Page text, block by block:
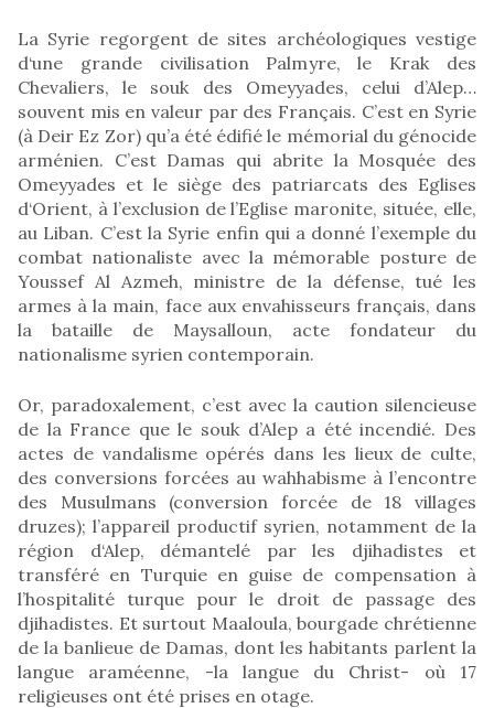
La Syrie regorgent de sites archéologiques vestige
d‘une grande civilisation Palmyre, le Krak des
Chevaliers, le souk des Omeyyades, celui d’Alep…
souvent mis en valeur par des Français. C’est en Syrie
(à Deir Ez Zor) qu’a été édifié le mémorial du génocide
arménien. C’est Damas qui abrite la Mosquée des
Omeyyades et le siège des patriarcats des Eglises
d‘Orient, à l’exclusion de l’Eglise maronite, située, elle,
au Liban. C’est la Syrie enfin qui a donné l’exemple du
combat nationaliste avec la mémorable posture de
Youssef Al Azmeh, ministre de la défense, tué les
armes à la main, face aux envahisseurs français, dans
la bataille de Maysalloun, acte fondateur du
nationalisme syrien contemporain.
Or, paradoxalement, c’est avec la caution silencieuse
de la France que le souk d’Alep a été incendié. Des
actes de vandalisme opérés dans les lieux de culte,
des conversions forcées au wahhabisme à l’encontre
des Musulmans (conversion forcée de 18 villages
druzes); l’appareil productif syrien, notamment de la
région d‘Alep, démantelé par les djihadistes et
transféré en Turquie en guise de compensation à
l’hospitalité turque pour le droit de passage des
djihadistes. Et surtout Maaloula, bourgade chrétienne
de la banlieue de Damas, dont les habitants parlent la
langue araméenne, -la langue du Christ- où 17
religieuses ont été prises en otage.